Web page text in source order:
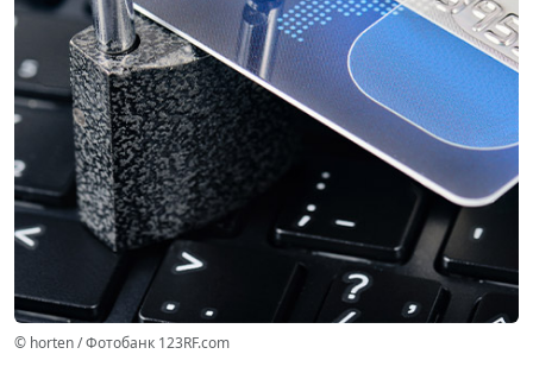
© horten / Фотобанк 123RF.com